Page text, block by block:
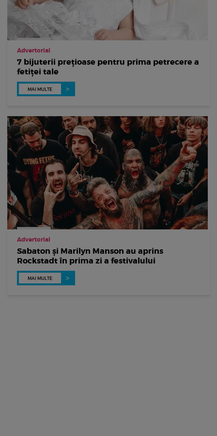
Advertorial
7 bijuterii prețioase pentru prima petrecere a
fetiței tale
MAI MULTE
Advertorial
Sabaton și Marilyn Manson au aprins
Rockstadt în prima zi a festivalului
MAI MULTE